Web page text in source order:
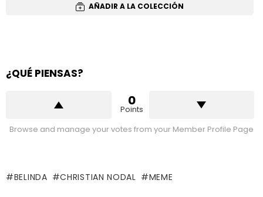
AÑADIR A LA COLECCIÓN
¿QUÉ PIENSAS?
0
Points
Browse and manage your votes from your Member Profile Page
BELINDA CHRISTIAN NODAL MEME